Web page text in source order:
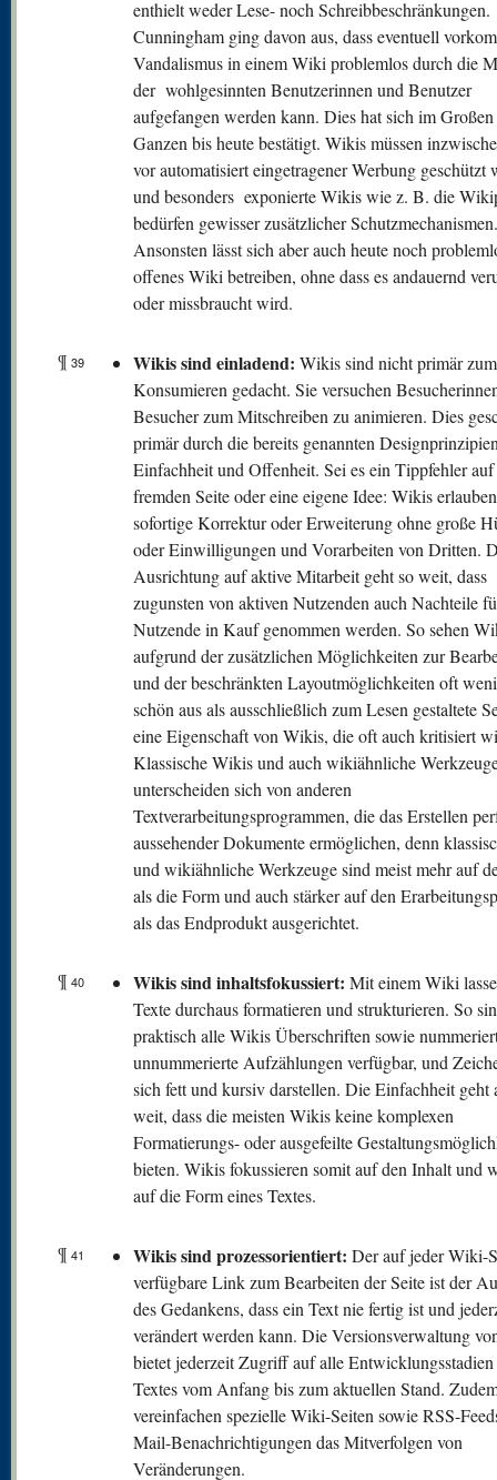
enthielt weder Lese- noch Schreibbeschränkungen.
Cunningham ging davon aus, dass eventuell
Vandalismus in einem Wiki problemlos durch die
der wohlgesinnten Benutzerinnen und Benutzer
aufgefangen werden kann. Dies hat sich im
Ganzen bis heute bestätigt. Wikis müssen
vor automatisiert eingetragener Werbung geschützt
und besonders exponierte Wikis wie z. B. die
bedürfen gewisser zusätzlicher Schutzmechanismen.
Ansonsten lässt sich aber auch heute noch
offenes Wiki betreiben, ohne dass es andauernd
oder missbraucht wird.
¶ 39 Wikis sind einladend: Wikis sind nicht primär
Konsumieren gedacht. Sie versuchen
Besucher zum Mitschreiben zu animieren. Dies
primär durch die bereits genannten
Einfachheit und Offenheit. Sei es ein Tippfehler auf
fremden Seite oder eine eigene Idee: Wikis
sofortige Korrektur oder Erweiterung ohne große
oder Einwilligungen und Vorarbeiten von Dritten.
Ausrichtung auf aktive Mitarbeit geht so weit, dass
zugunsten von aktiven Nutzenden auch Nachteile
Nutzende in Kauf genommen werden. So sehen
aufgrund der zusätzlichen Möglichkeiten zur
und der beschränkten Layoutmöglichkeiten oft
schön aus als ausschließlich zum Lesen gestaltete
eine Eigenschaft von Wikis, die oft auch kritisiert
Klassische Wikis und auch wikiähnliche
unterscheiden sich von anderen
Textverarbeitungsprogrammen, die das Erstellen
aussehender Dokumente ermöglichen, denn
und wikiähnliche Werkzeuge sind meist mehr auf
als die Form und auch stärker auf den
als das Endprodukt ausgerichtet.
¶ 40 Wikis sind inhaltsfokussiert: Mit einem Wiki
Texte durchaus formatieren und strukturieren. So
praktisch alle Wikis Überschriften sowie
unnummerierte Aufzählungen verfügbar, und
sich fett und kursiv darstellen. Die Einfachheit geht
weit, dass die meisten Wikis keine komplexen
Formatierungs- oder ausgefeilte
bieten. Wikis fokussieren somit auf den Inhalt und
auf die Form eines Textes.
¶ 41 Wikis sind prozessorientiert: Der auf jeder Wiki-
verfügbare Link zum Bearbeiten der Seite ist der
des Gedankens, dass ein Text nie fertig ist und
verändert werden kann. Die Versionsverwaltung
bietet jederzeit Zugriff auf alle Entwicklungsstadien
Textes vom Anfang bis zum aktuellen Stand.
vereinfachen spezielle Wiki-Seiten sowie RSS-
Mail-Benachrichtigungen das Mitverfolgen von
Veränderungen.